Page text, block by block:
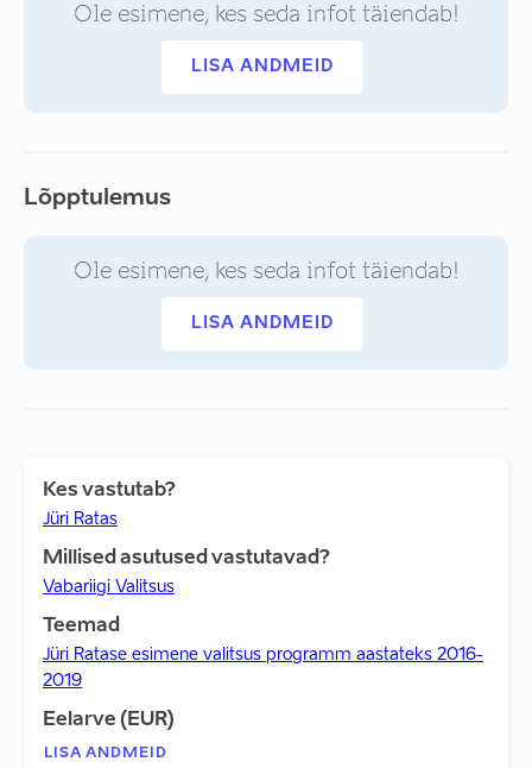
Ole esimene, kes seda infot täiendab!
LISA ANDMEID
Lõpptulemus
Ole esimene, kes seda infot täiendab!
LISA ANDMEID
Kes vastutab?
Jüri Ratas
Millised asutused vastutavad?
Vabariigi Valitsus
Teemad
Jüri Ratase esimene valitsus programm aastateks 2016-
2019
Eelarve (EUR)
LISA ANDMEID